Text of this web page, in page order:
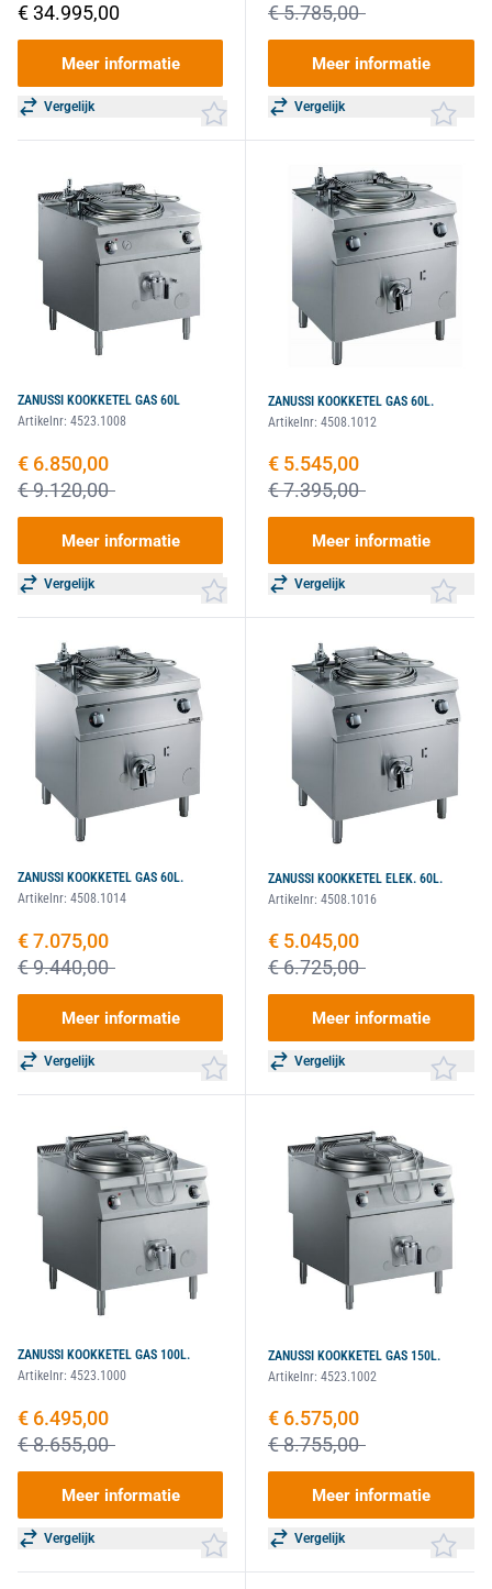
€ 34.995,00
Meer informatie
Vergelijk
€ 5.785,00
Meer informatie
Vergelijk
ZANUSSI KOOKKETEL GAS 60L
Artikelnr: 4523.1008
Speciale prijs
€ 6.850,00
€ 9.120,00
Meer informatie
Vergelijk
ZANUSSI KOOKKETEL GAS 60L.
Artikelnr: 4508.1012
Speciale prijs
€ 5.545,00
€ 7.395,00
Meer informatie
Vergelijk
ZANUSSI KOOKKETEL GAS 60L.
Artikelnr: 4508.1014
Speciale prijs
€ 7.075,00
€ 9.440,00
Meer informatie
Vergelijk
ZANUSSI KOOKKETEL ELEK. 60L.
Artikelnr: 4508.1016
Speciale prijs
€ 5.045,00
€ 6.725,00
Meer informatie
Vergelijk
ZANUSSI KOOKKETEL GAS 100L.
Artikelnr: 4523.1000
Speciale prijs
€ 6.495,00
€ 8.655,00
Meer informatie
Vergelijk
ZANUSSI KOOKKETEL GAS 150L.
Artikelnr: 4523.1002
Speciale prijs
€ 6.575,00
€ 8.755,00
Meer informatie
Vergelijk